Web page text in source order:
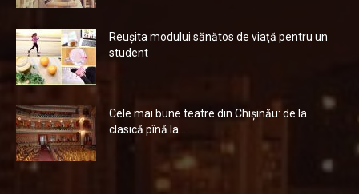
Reuşita modului sănătos de viaţă pentru un
student
Cele mai bune teatre din Chişinău: de la
clasică pînă la...